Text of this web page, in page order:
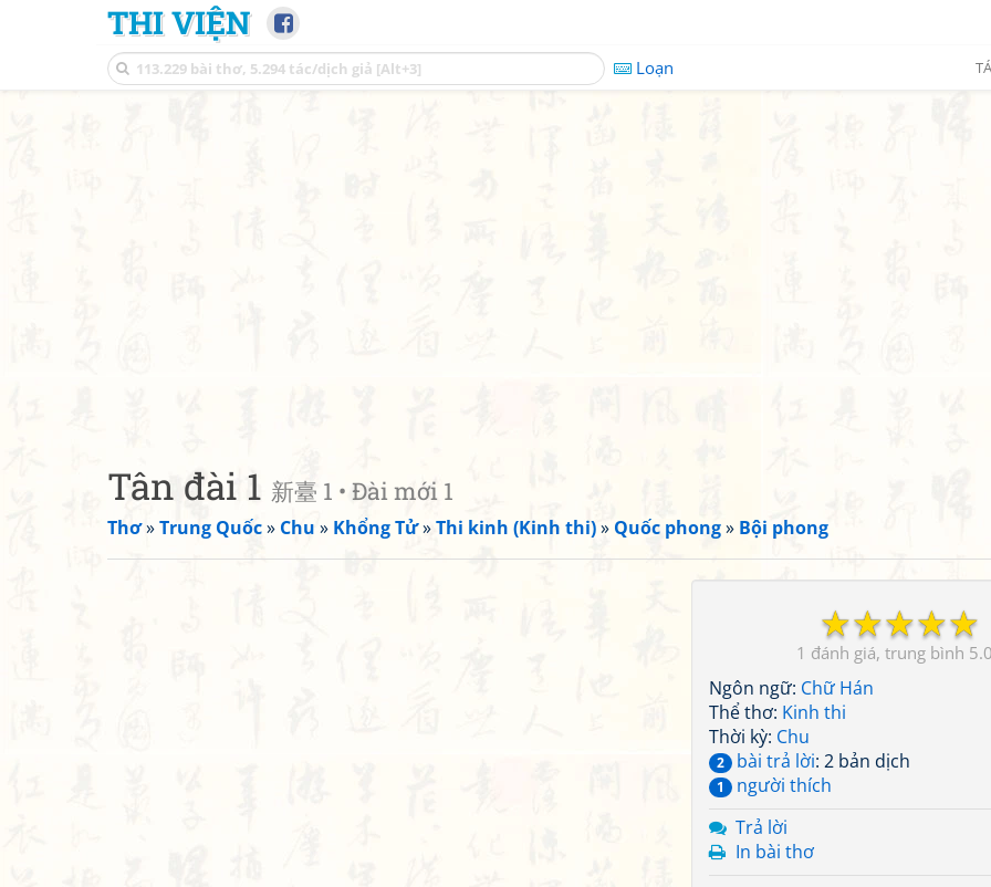
THI VIỆN
Loạn
Tân đài 1 新臺 1 • Đài mới 1
Thơ»Trung Quốc» Chu » Khổng Tử»Thi kinh (Kinh thi)» Quốc phong» Bội phong
☆
☆
☆
☆
☆
1
Ngôn ngữ: Chữ Hán
Thể thơ: Kinh thi
Thời kỳ: Chu
2 bài trả lời: 2 bản dịch
1
người thích
Trả lời
In bài thơ